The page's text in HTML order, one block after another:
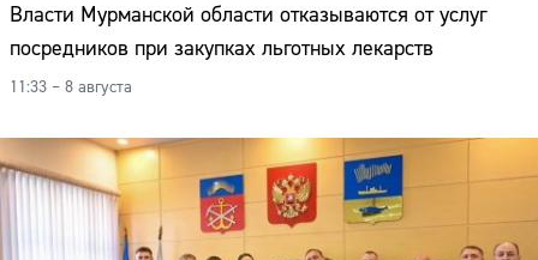
Власти Мурманской области отказываются от услуг
посредников при закупках льготных лекарств
11:33 – 8 августа